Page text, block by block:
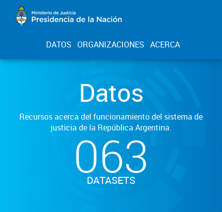
DATOS ORGANIZACIONES ACERCA
Datos
Recursos acerca del funcionamiento del sistema de
justicia de la República Argentina.
063
DATASETS